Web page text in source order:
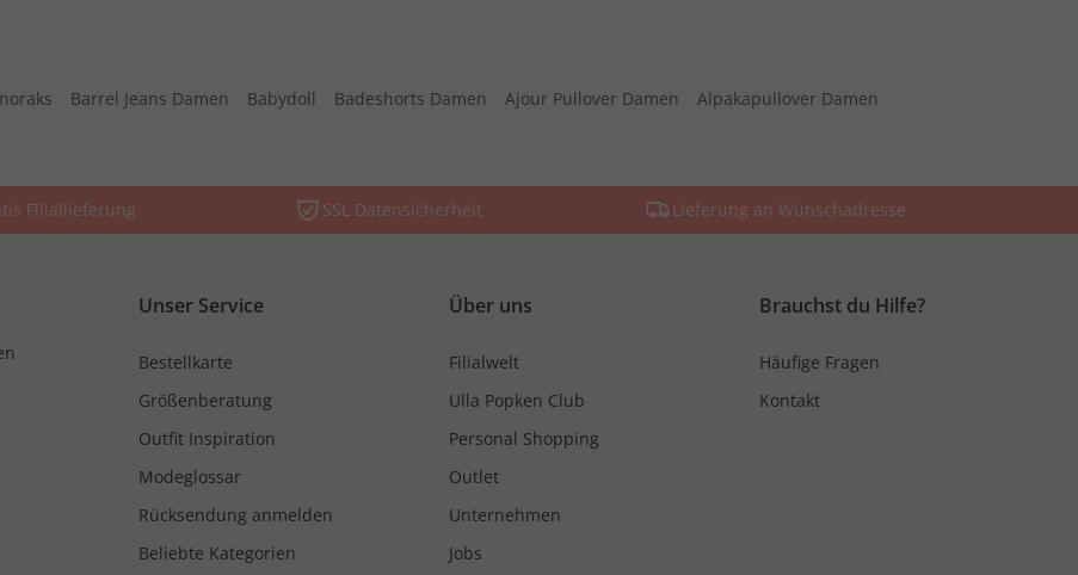
Barrel Jeans Damen Babydoll Badeshorts Damen Ajour Pullover Damen
Alpakapullover Damen
Filiallieferung SSL Datensicherheit Lieferung an Wunschadresse
Unser Service
Bestellkarte
Größenberatung
Outfit Inspiration
Modeglossar
Rücksendung anmelden
Beliebte Kategorien
Über uns
Filialwelt
Ulla Popken Club
Personal Shopping
Outlet
Unternehmen
Jobs
Brauchst du Hilfe?
Häufige Fragen
Kontakt